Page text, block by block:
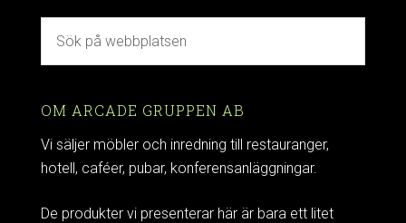
OM ARCADE GRUPPEN AB
Vi säljer möbler och inredning till restauranger,
hotell, caféer, pubar, konferensanläggningar.
De produkter vi presenterar här är bara ett litet